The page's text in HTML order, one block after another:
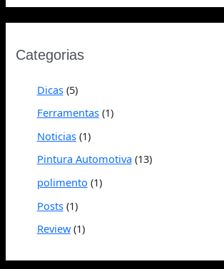
Categorias
Dicas(5)
Ferramentas(1)
Noticias(1)
Pintura Automotiva (13)
polimento (1)
Posts(1)
Review(1)